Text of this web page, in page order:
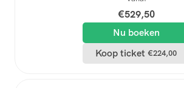
€529,50
Nu boeken
Koop ticket €224,00